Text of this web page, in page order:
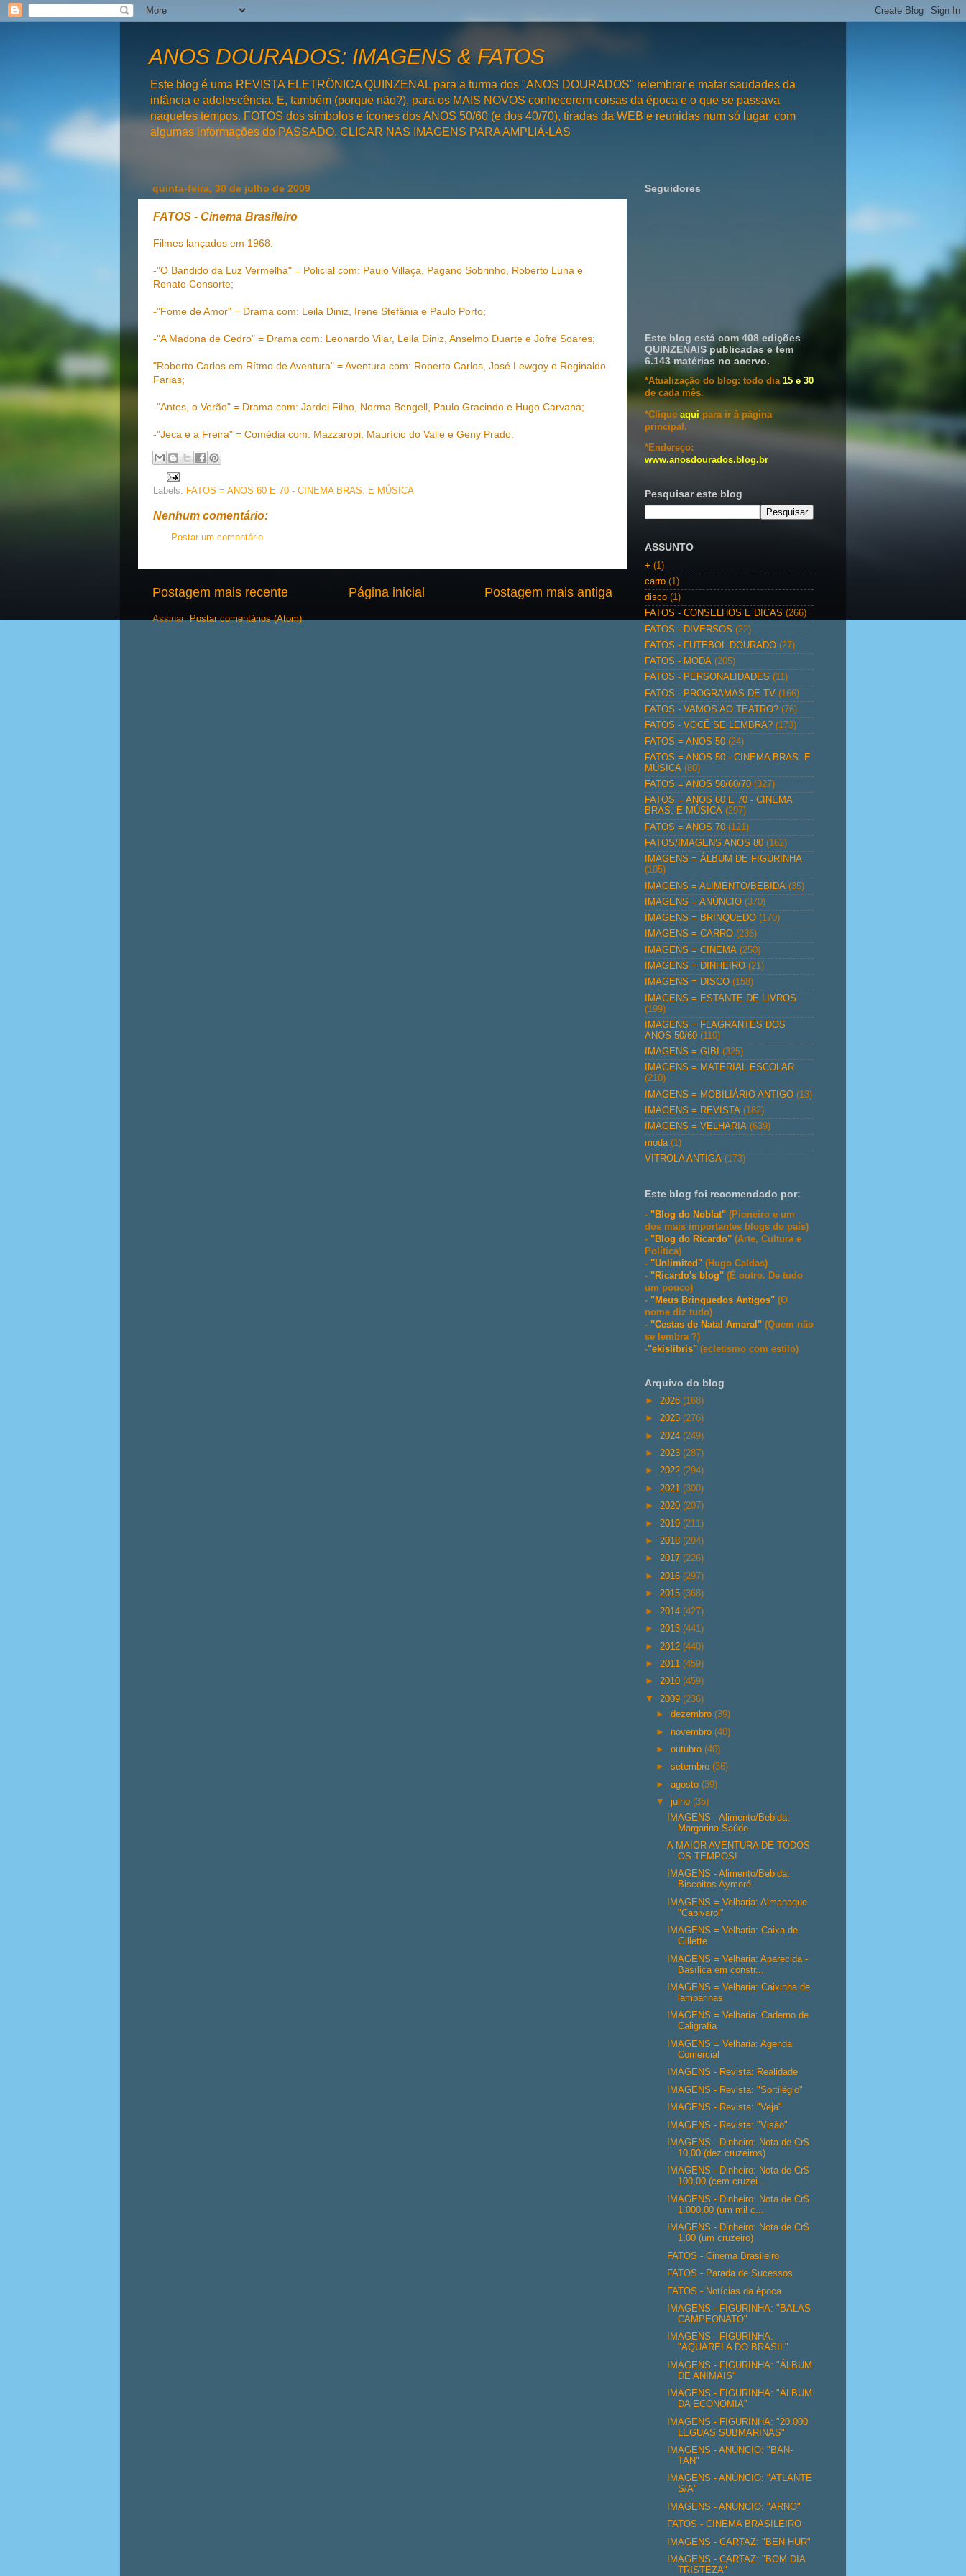
ANOS DOURADOS: IMAGENS & FATOS
Este blog é uma REVISTA ELETRÔNICA QUINZENAL para a turma dos "ANOS DOURADOS" relembrar e matar saudades da
infância e adolescência. E, também (porque não?), para os MAIS NOVOS conhecerem coisas da época e o que se passava
naqueles tempos. FOTOS dos símbolos e ícones dos ANOS 50/60 (e dos 40/70), tiradas da WEB e reunidas num só lugar, com
algumas informações do PASSADO. CLICAR NAS IMAGENS PARA AMPLIÁ-LAS
quinta-feira, 30 de julho de 2009
FATOS - Cinema Brasileiro
Filmes lançados em 1968:
-"O Bandido da Luz Vermelha" = Policial com: Paulo Villaça, Pagano Sobrinho, Roberto Luna e
Renato Consorte;
-"Fome de Amor" = Drama com: Leila Diniz, Irene Stefânia e Paulo Porto;
-"A Madona de Cedro" = Drama com: Leonardo Vilar, Leila Diniz, Anselmo Duarte e Jofre Soares;
"Roberto Carlos em Rítmo de Aventura" = Aventura com: Roberto Carlos, José Lewgoy e Reginaldo
Farias;
-"Antes, o Verão" = Drama com: Jardel Filho, Norma Bengell, Paulo Gracindo e Hugo Carvana;
-"Jeca e a Freira" = Comédia com: Mazzaropi, Maurício do Valle e Geny Prado.
Labels: FATOS = ANOS 60 E 70 - CINEMA BRAS. E MÚSICA
Nenhum comentário:
Postar um comentário
Postagem mais recente Postagem mais antiga
Página inicial
Assinar:Postar comentários (Atom)
Seguidores
Este blog está com 408 edições
QUINZENAIS publicadas e tem
6.143 matérias no acervo.
*Atualização do blog: todo dia 15 e 30
de cada mês.
*Clique aqui para ir à página
principal.
*Endereço:
www.anosdourados.blog.br
Pesquisar este blog
ASSUNTO
+ (1)
carro (1)
disco (1)
FATOS - CONSELHOS E DICAS (266)
FATOS - DIVERSOS (22)
FATOS - FUTEBOL DOURADO (27)
FATOS - MODA (205)
FATOS - PERSONALIDADES (11)
FATOS - PROGRAMAS DE TV (166)
FATOS - VAMOS AO TEATRO? (76)
FATOS - VOCÊ SE LEMBRA? (173)
FATOS = ANOS 50 (24)
FATOS = ANOS 50 - CINEMA BRAS. E
MÚSICA (80)
FATOS = ANOS 50/60/70 (327)
FATOS = ANOS 60 E 70 - CINEMA
BRAS. E MÚSICA (297)
FATOS = ANOS 70 (121)
FATOS/IMAGENS ANOS 80 (162)
IMAGENS = ÁLBUM DE FIGURINHA
(105)
IMAGENS = ALIMENTO/BEBIDA (35)
IMAGENS = ANÚNCIO (370)
IMAGENS = BRINQUEDO (170)
IMAGENS = CARRO (236)
IMAGENS = CINEMA (250)
IMAGENS = DINHEIRO (21)
IMAGENS = DISCO (158)
IMAGENS = ESTANTE DE LIVROS
(199)
IMAGENS = FLAGRANTES DOS
ANOS 50/60 (110)
IMAGENS = GIBI
(325)
IMAGENS = MATERIAL ESCOLAR
(210)
IMAGENS = MOBILIÁRIO ANTIGO (13)
IMAGENS = REVISTA (182)
IMAGENS = VELHARIA (639)
moda (1)
VITROLA ANTIGA (173)
Este blog foi recomendado por:
- "Blog do Noblat" (Pioneiro e um
dos mais importantes blogs do país)
- "Blog do Ricardo" (Arte, Cultura e
Política)
- "Unlimited" (Hugo Caldas)
- "Ricardo's blog" (É outro. De tudo
um pouco)
- "Meus Brinquedos Antigos" (O
nome diz tudo)
- "Cestas de Natal Amaral" (Quem não
se lembra ?)
-"ekislibris" (ecletismo com estilo)
Arquivo do blog
► 2026 (168)
► 2025 (276)
► 2024 (249)
► 2023 (287)
► 2022 (294)
► 2021 (300)
► 2020 (207)
► 2019 (211)
► 2018 (204)
► 2017 (226)
► 2016 (297)
► 2015 (368)
► 2014 (427)
► 2013 (441)
► 2012 (440)
► 2011 (459)
► 2010 (459)
▼ 2009 (236)
►dezembro(39)
► novembro(40)
►outubro(40)
►setembro(36)
►agosto(39)
▼julho(35)
IMAGENS - Alimento/Bebida:
Margarina Saúde
A MAIOR AVENTURA DE TODOS
OS TEMPOS!
IMAGENS - Alimento/Bebida:
Biscoitos Aymoré
IMAGENS = Velharia: Almanaque
"Capivarol"
IMAGENS = Velharia: Caixa de
Gillette
IMAGENS = Velharia: Aparecida -
Basílica em constr...
IMAGENS = Velharia: Caixinha de
lamparinas
IMAGENS = Velharia: Caderno de
Caligrafia
IMAGENS = Velharia: Agenda
Comercial
IMAGENS - Revista: Realidade
IMAGENS - Revista: "Sortilégio"
IMAGENS - Revista: "Veja"
IMAGENS - Revista: "Visão"
IMAGENS - Dinheiro: Nota de Cr$
10,00 (dez cruzeiros)
IMAGENS - Dinheiro: Nota de Cr$
100,00 (cem cruzei...
IMAGENS - Dinheiro: Nota de Cr$
1.000,00 (um mil c...
IMAGENS - Dinheiro: Nota de Cr$
1,00 (um cruzeiro)
FATOS - Cinema Brasileiro
FATOS - Parada de Sucessos
FATOS - Notícias da època
IMAGENS - FIGURINHA: "BALAS
CAMPEONATO"
IMAGENS - FIGURINHA:
"AQUARELA DO BRASIL"
IMAGENS - FIGURINHA: "ÁLBUM
DE ANIMAIS"
IMAGENS - FIGURINHA: "ÁLBUM
DA ECONOMIA"
IMAGENS - FIGURINHA: "20.000
LÉGUAS SUBMARINAS"
IMAGENS - ANÚNCIO: "BAN-
TAN"
IMAGENS - ANÚNCIO: "ATLANTE
S/A"
IMAGENS - ANÚNCIO: "ARNO"
FATOS - CINEMA BRASILEIRO
IMAGENS - CARTAZ: "BEN HUR"
IMAGENS - CARTAZ: "BOM DIA
TRISTEZA"